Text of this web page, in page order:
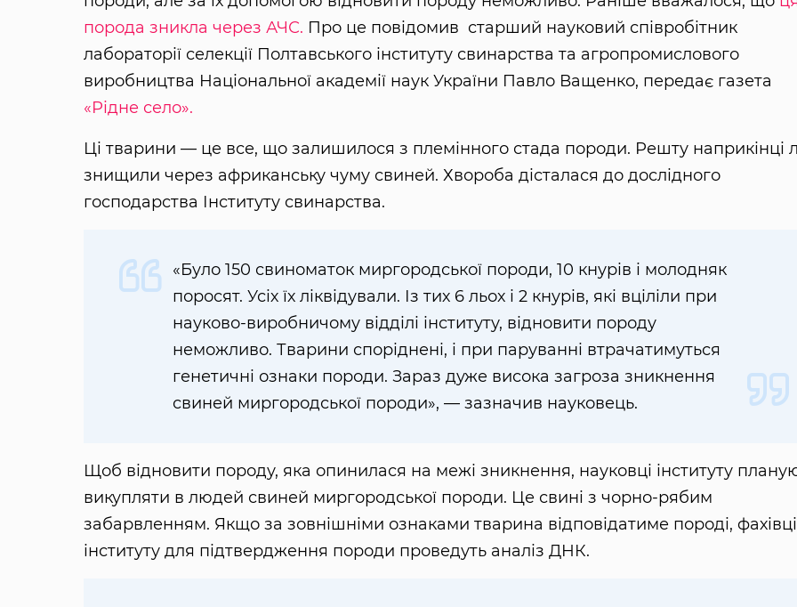
порода зникла через АЧС. Про це повідомив старший науковий співробітник
лабораторії селекції Полтавського інституту свинарства та агропромислового
виробництва Національної академії наук України Павло Ващенко, передає газета
«Рідне село».
Ці тварини — це все, що залишилося з племінного стада породи. Решту наприкінці
знищили через африканську чуму свиней. Хвороба дісталася до дослідного
господарства Інституту свинарства.
«Було 150 свиноматок миргородської породи, 10 кнурів і молодняк
поросят. Усіх їх ліквідували. Із тих 6 льох і 2 кнурів, які вціліли при
науково-виробничому відділі інституту, відновити породу
неможливо. Тварини споріднені, і при паруванні втрачатимуться
генетичні ознаки породи. Зараз дуже висока загроза зникнення
свиней миргородської породи», — зазначив науковець.
Щоб відновити породу, яка опинилася на межі зникнення, науковці інституту
викупляти в людей свиней миргородської породи. Це свині з чорно-рябим
забарвленням. Якщо за зовнішніми ознаками тварина відповідатиме породі, фахівці
інституту для підтвердження породи проведуть аналіз ДНК.